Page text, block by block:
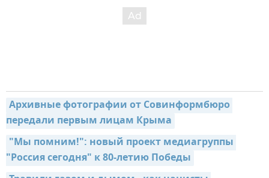
Архивные фотографии от Совинформбюро
передали первым лицам Крыма
"Мы помним!": новый проект медиагруппы
"Россия сегодня" к 80-летию Победы